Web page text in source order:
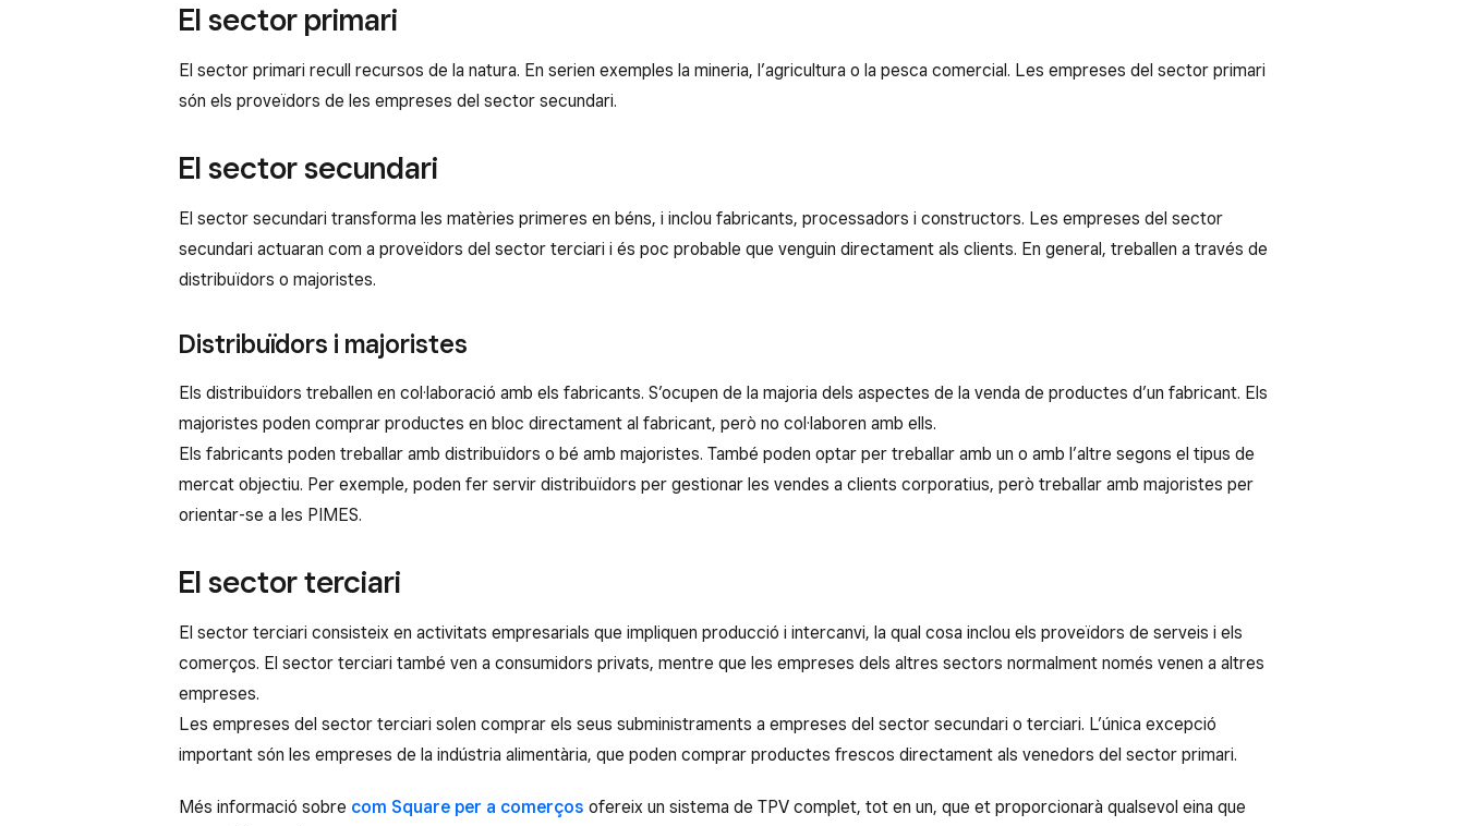
El sector primari
El sector primari recull recursos de la natura. En serien exemples la mineria, l’agricultura o la pesca comercial. Les empreses del sector primari
són els proveïdors de les empreses del sector secundari.
El sector secundari
El sector secundari transforma les matèries primeres en béns, i inclou fabricants, processadors i constructors. Les empreses del sector
secundari actuaran com a proveïdors del sector terciari i és poc probable que venguin directament als clients. En general, treballen a través de
distribuïdors o majoristes.
Distribuïdors i majoristes
Els distribuïdors treballen en col·laboració amb els fabricants. S’ocupen de la majoria dels aspectes de la venda de productes d’un fabricant. Els
majoristes poden comprar productes en bloc directament al fabricant, però no col·laboren amb ells.
Els fabricants poden treballar amb distribuïdors o bé amb majoristes. També poden optar per treballar amb un o amb l’altre segons el tipus de
mercat objectiu. Per exemple, poden fer servir distribuïdors per gestionar les vendes a clients corporatius, però treballar amb majoristes per
orientar-se a les PIMES.
El sector terciari
El sector terciari consisteix en activitats empresarials que impliquen producció i intercanvi, la qual cosa inclou els proveïdors de serveis i els
comerços. El sector terciari també ven a consumidors privats, mentre que les empreses dels altres sectors normalment només venen a altres
empreses.
Les empreses del sector terciari solen comprar els seus subministraments a empreses del sector secundari o terciari. L’única excepció
important són les empreses de la indústria alimentària, que poden comprar productes frescos directament als venedors del sector primari.
Més informació sobre com Square per a comerços ofereix un sistema de TPV complet, tot en un, que et proporcionarà qualsevol eina que